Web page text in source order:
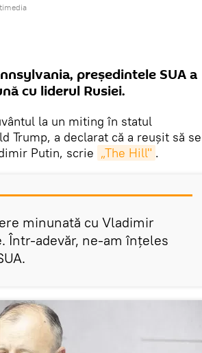
președintele SUA a
cu liderul Rusiei.
la un miting în statul
Trump, a declarat că a reușit să se
Putin, scrie „The Hill" .
minunată cu Vladimir
Într-adevăr, ne-am înțeles